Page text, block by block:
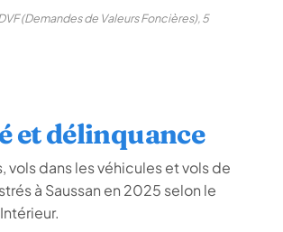
(Demandes de Valeurs Foncières), 5
et délinquance
vols dans les véhicules et vols de
à Saussan en 2025 selon le